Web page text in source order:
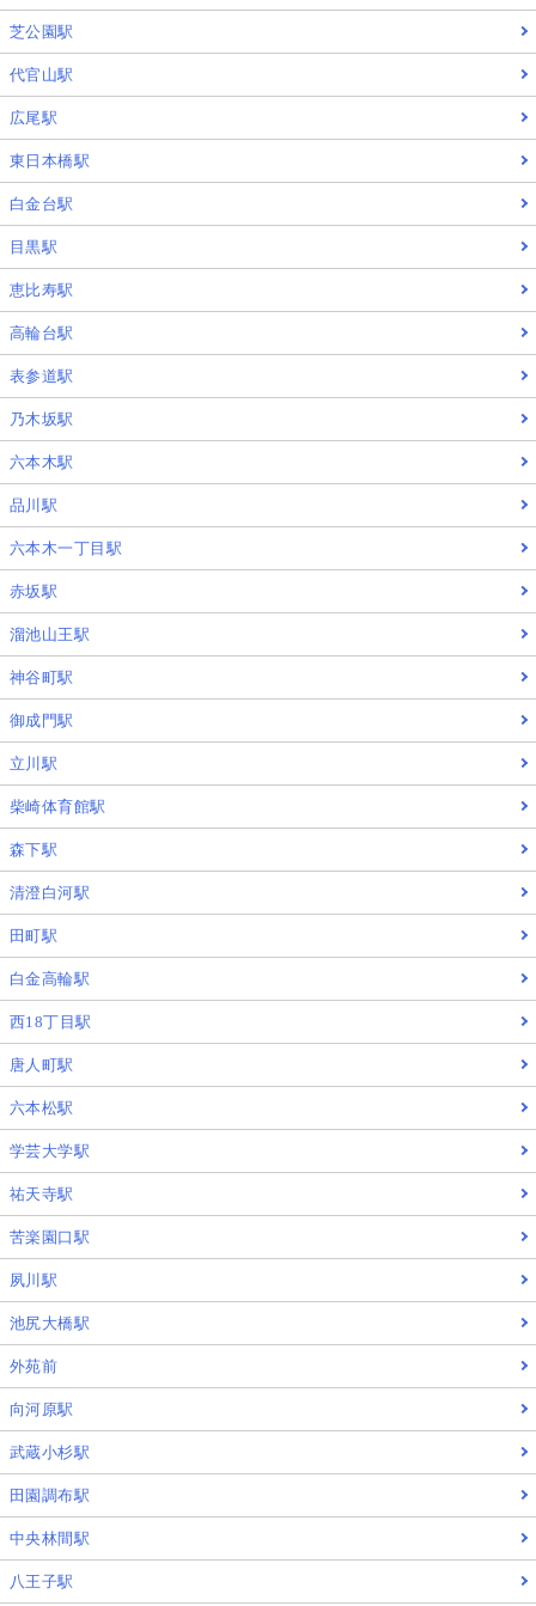
芝公園駅
代官山駅
広尾駅
東日本橋駅
白金台駅
目黒駅
恵比寿駅
高輪台駅
表参道駅
乃木坂駅
六本木駅
品川駅
六本木一丁目駅
赤坂駅
溜池山王駅
神谷町駅
御成門駅
立川駅
柴崎体育館駅
森下駅
清澄白河駅
田町駅
白金高輪駅
西18丁目駅
唐人町駅
六本松駅
学芸大学駅
祐天寺駅
苦楽園口駅
夙川駅
池尻大橋駅
外苑前
向河原駅
武蔵小杉駅
田園調布駅
中央林間駅
八王子駅